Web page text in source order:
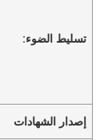
تسليط الضوء:
إصدار الشهادات